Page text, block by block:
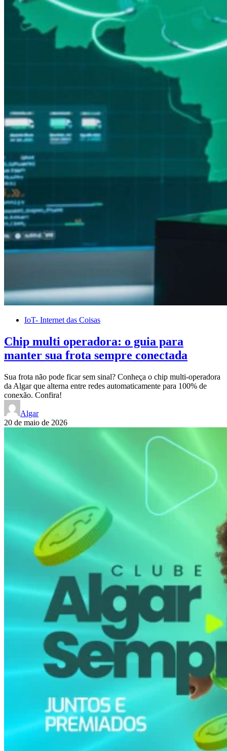
IoT- Internet das Coisas
Chip multi operadora: o guia para
manter sua frota sempre conectada
Sua frota não pode ficar sem sinal? Conheça o chip multi-operadora
da Algar que alterna entre redes automaticamente para 100% de
conexão. Confira!
Algar
20 de maio de 2026